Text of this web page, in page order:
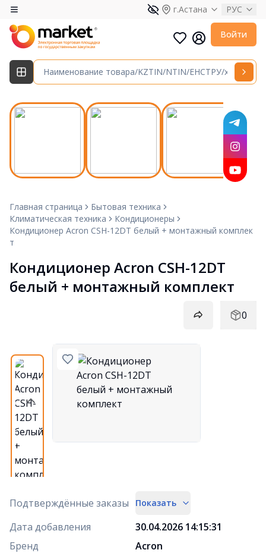
г.Астана РУС
Войти
Главная страница
Бытовая техника
Климатическая техника
Кондиционеры
Кондиционер Acron CSH-12DT белый + монтажный комплек
т
Кондиционер Acron CSH-12DT
белый + монтажный комплект
0
Подтверждённые заказы Показать
Дата добавления
30.04.2026 14:15:31
Бренд
Acron